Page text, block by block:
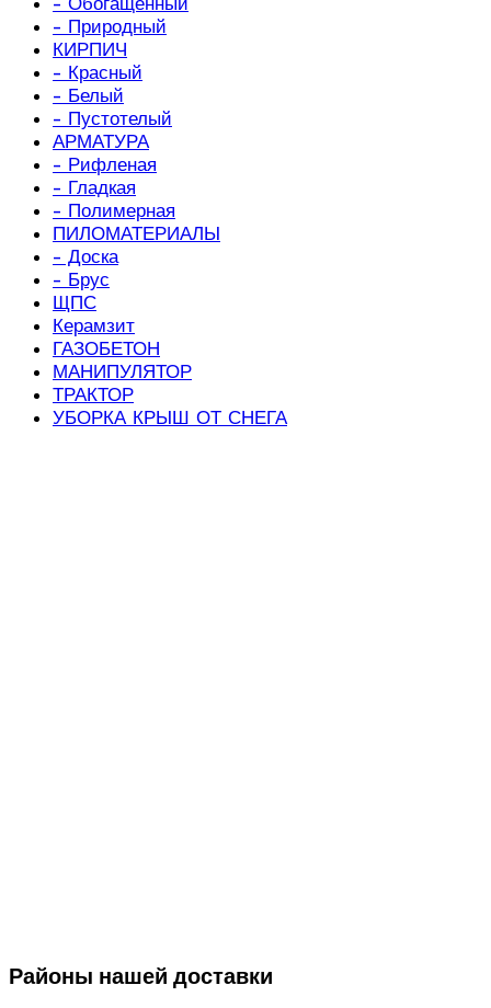
- Природный
КИРПИЧ
- Красный
- Белый
- Пустотелый
АРМАТУРА
- Рифленая
- Гладкая
- Полимерная
ПИЛОМАТЕРИАЛЫ
- Доска
- Брус
ЩПС
Керамзит
ГАЗОБЕТОН
МАНИПУЛЯТОР
ТРАКТОР
УБОРКА КРЫШ ОТ СНЕГА
Районы нашей доставки